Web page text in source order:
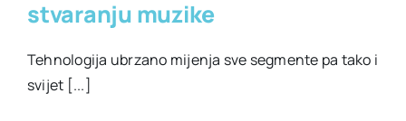
stvaranju muzike
Tehnologija ubrzano mijenja sve segmente pa tako i
svijet [...]